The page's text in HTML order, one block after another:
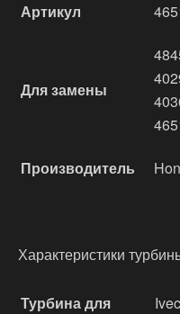
Артикул
Для замены
Производитель
Характеристики
Турбина для